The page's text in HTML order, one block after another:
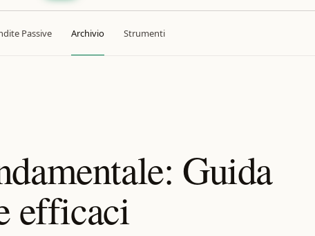
Passive Archivio Strumenti
Guida
efficaci